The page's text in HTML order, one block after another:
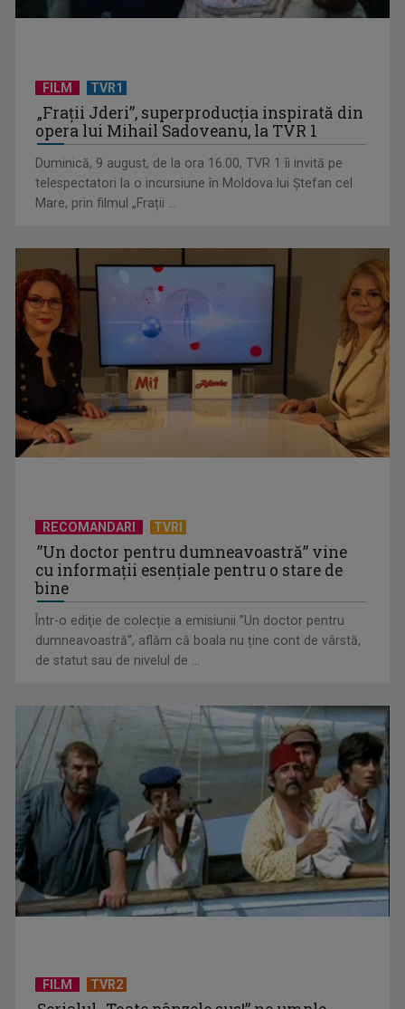
(P) Deratizare și dezinsecție: cum rezolvi o infestare de la
primele semne ...
(P) Cea mai bună firmă de case din containere modulare –
Top 5 recomandări 2026
(P) De ce tot mai mulți aleg să producă energie și ce câștigă
concret din asta
FILM TVR1
„Frații Jderi”, superproducția inspirată din
opera lui Mihail Sadoveanu, la TVR 1
Duminică, 9 august, de la ora 16.00, TVR 1 îi invită pe
telespectatori la o incursiune în Moldova lui Ștefan cel
Mare, prin filmul „Frații ...
RECOMANDARI TVRI
”Un doctor pentru dumneavoastră” vine
cu informații esențiale pentru o stare de
bine
Într-o ediţie de colecție a emisiunii ”Un doctor pentru
dumneavoastră”, aflăm că boala nu ține cont de vârstă,
de statut sau de nivelul de ...
FILM TVR2